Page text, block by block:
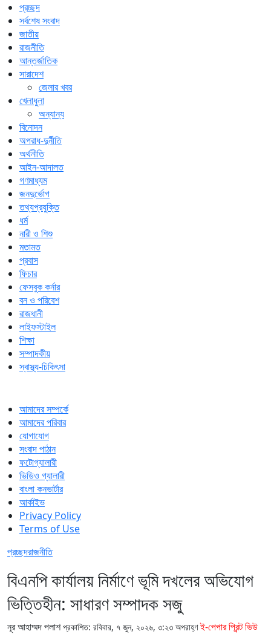
প্রচ্ছদ
সর্বশেষ সংবাদ
জাতীয়
রাজনীতি
আন্তর্জাতিক
সারাদেশ
জেলার খবর
খেলাধুলা
অন্যান্য
বিনোদন
অপরাধ-দুর্নীতি
অর্থনীতি
আইন-আদালত
গণমাধ্যম
জনদুর্ভোগ
তথ্যপ্রযুক্তি
ধর্ম
নারী ও শিশু
মতামত
প্রবাস
ফিচার
ফেসবুক কর্নার
বন ও পরিবেশ
রাজধানী
লাইফস্টাইল
শিক্ষা
সম্পাদকীয়
স্বাস্থ্য-চিকিৎসা
আমাদের সম্পর্কে
আমাদের পরিবার
যোগাযোগ
সংবাদ পাঠান
ফটোগ্যালারী
ভিডিও গ্যালারী
বাংলা কনভার্টার
আর্কাইভ
Privacy Policy
Terms of Use
প্রচ্ছদরাজনীতি
বিএনপি কার্যালয় নির্মাণে ভূমি দখলের অভিযোগ
ভিত্তিহীন: সাধারণ সম্পাদক সজু
নূর আহাম্মদ পলাশপ্রকাশিত: রবিবার, ৭ জুন, ২০২৬, ৩:২৩ অপরাহ্ণ ই-পেপার প্রিন্ট ভিউ